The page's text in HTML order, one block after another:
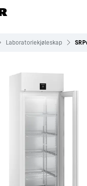
Laboratoriekjøleskap